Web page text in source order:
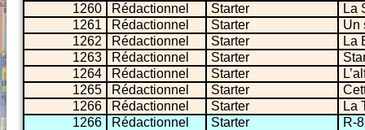
1260
Rédactionnel Starter
La
1261
Rédactionnel Starter
Un
1262
Rédactionnel Starter
La
1263
Rédactionnel Starter
1264
Rédactionnel Starter
1265
Rédactionnel Starter
1266
Rédactionnel Starter
La
1266
Rédactionnel Starter
R-